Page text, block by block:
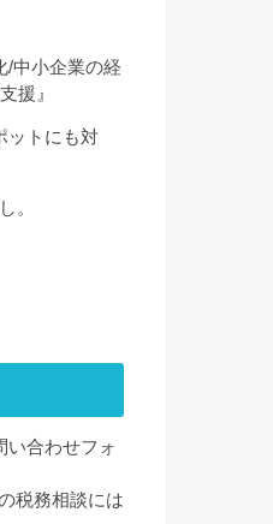
/中小企業の経
援』
ットにも対
。
い合わせフォ
税務相談には